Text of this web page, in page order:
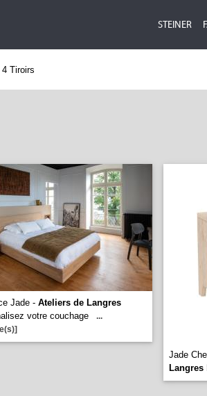
STEINER
Tiroirs
Jade - Ateliers de Langres
votre couchage
...
Jade
Langres